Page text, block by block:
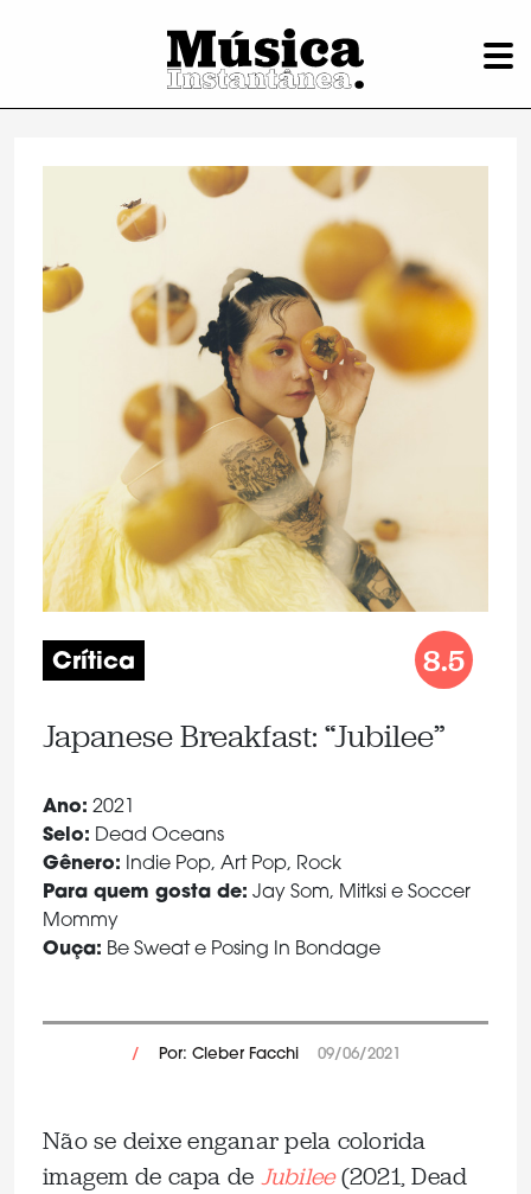
Crítica 8.5
Japanese Breakfast: “Jubilee”
Ano: 2021
Selo: Dead Oceans
Gênero: Indie Pop, Art Pop, Rock
Para quem gosta de: Jay Som, Mitksi e Soccer
Mommy
Ouça: Be Sweat e Posing In Bondage
/ Por: Cleber Facchi 09/06/2021
Não se deixe enganar pela colorida
imagem de capa de Jubilee(2021, Dead